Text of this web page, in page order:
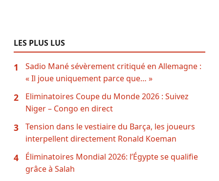
LES PLUS LUS
1
Sadio Mané sévèrement critiqué en Allemagne :
« Il joue uniquement parce que… »
2
Eliminatoires Coupe du Monde 2026 : Suivez
Niger – Congo en direct
3
Tension dans le vestiaire du Barça, les joueurs
interpellent directement Ronald Koeman
4
Éliminatoires Mondial 2026: l’Égypte se qualifie
grâce à Salah